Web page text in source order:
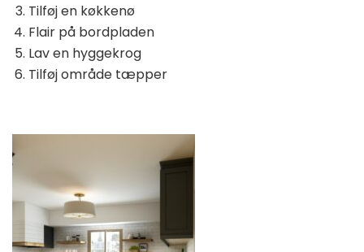
Tilføj en køkkenø
Flair på bordpladen
Lav en hyggekrog
Tilføj område tæpper